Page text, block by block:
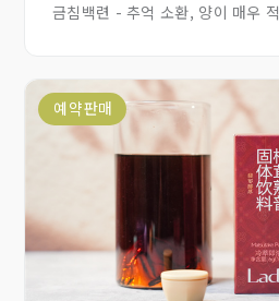
금침백련 - 추억 소환, 양이 매우
자연스럽게 익어가게 만든 최고급
생산하는 차로 실패율이 매우 높습
촘촘하며 솜털이 풍부하고 균일하
묵은 향이 뚜렷하다. 맛은 부드럽
나며 점도가 높다. 생산량이 극도
입니다. 홍콩 초 상류층이 마시던
지금도 만들기 어렵습니다..
예약판매